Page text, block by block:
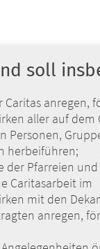
soll
Caritas anregen,
aller auf dem
Personen,
her­beiführen;
der Pfarreien
Caritasarbeit im
mit den
anregen,